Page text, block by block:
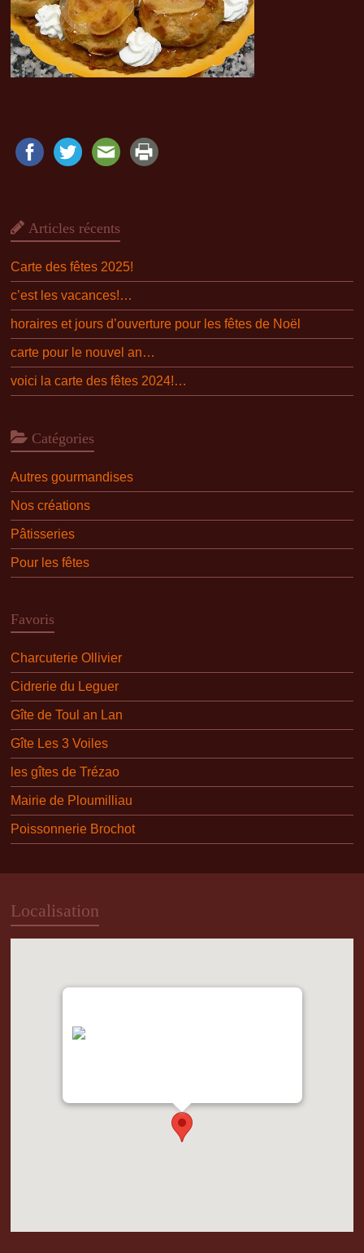
Articles récents
Carte des fêtes 2025!
c’est les vacances!…
horaires et jours d’ouverture pour les fêtes de Noël
carte pour le nouvel an…
voici la carte des fêtes 2024!…
Catégories
Autres gourmandises
Nos créations
Pâtisseries
Pour les fêtes
Favoris
Charcuterie Ollivier
Cidrerie du Leguer
Gîte de Toul an Lan
Gîte Les 3 Voiles
les gîtes de Trézao
Mairie de Ploumilliau
Poissonnerie Brochot
Localisation
"var d=document,